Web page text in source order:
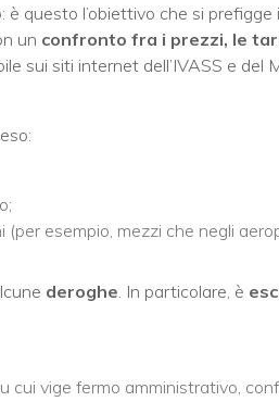
questo l’obiettivo che si prefigge
un confronto fra i prezzi, le
sui siti internet dell’IVASS e del
(per esempio, mezzi che negli
deroghe . In particolare, è
cui vige fermo amministrativo,